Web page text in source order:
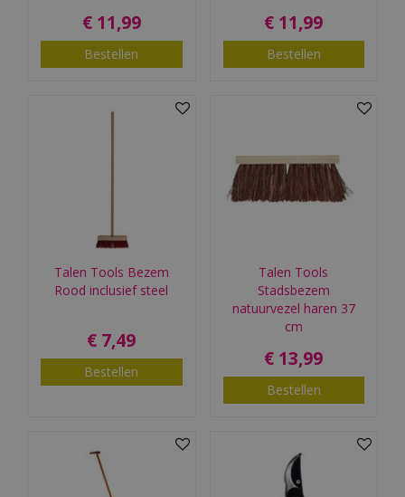
€ 11,99
Bestellen
€ 11,99
Bestellen
Talen Tools Bezem
Rood inclusief steel
€ 7,49
Bestellen
Talen Tools
Stadsbezem
natuurvezel haren 37
cm
€ 13,99
Bestellen